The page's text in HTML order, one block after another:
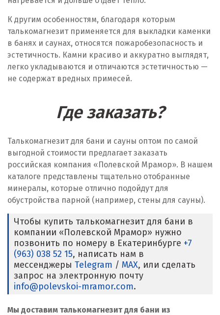
К другим особенностям, благодаря которым
талькомагнезит применяется для выкладки каменки
в банях и саунах, относятся пожаробезопасность и
эстетичность. Камни красиво и аккуратно выглядят,
легко укладываются и отличаются эстетичностью —
не содержат вредных примесей.
Где заказать?
Талькомагнезит для бани и сауны оптом по самой
выгодной стоимости предлагает заказать
российская компания «Полевской Мрамор». В нашем
каталоге представлены тщательно отобранные
минералы, которые отлично подойдут для
обустройства парной (например, стены для сауны).
Чтобы купить талькомагнезит для бани в
компании «Полевской Мрамор» нужно
позвонить по номеру в Екатеринбурге +7
(963) 038 52 15, написать нам в
мессенджеры Telegram / MAX, или сделать
запрос на электронную почту
info@polevskoi-mramor.com.
Мы доставим талькомагнезит для бани из